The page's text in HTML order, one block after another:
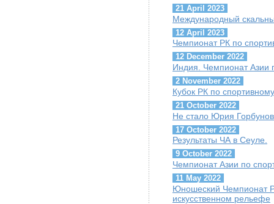
21 April 2023
Международный
12 April 2023
Чемпионат РК по
12 December 2022
Индия. Чемпионат Азии
2 November 2022
Кубок РК по
21 October 2022
Не стало Юрия
17 October 2022
Результаты ЧА в Сеуле.
9 October 2022
Чемпионат Азии по
11 May 2022
Юношеский Чемпионат
искусственном рельефе